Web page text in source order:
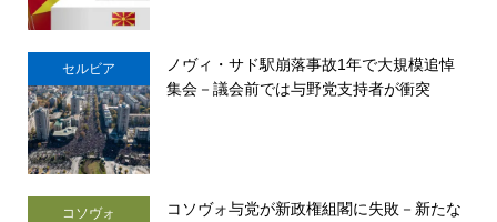
セルビア
ノヴィ・サド駅崩落事故1年で大規模追悼
集会－議会前では与野党支持者が衝突
コソヴォ
コソヴォ与党が新政権組閣に失敗－新たな